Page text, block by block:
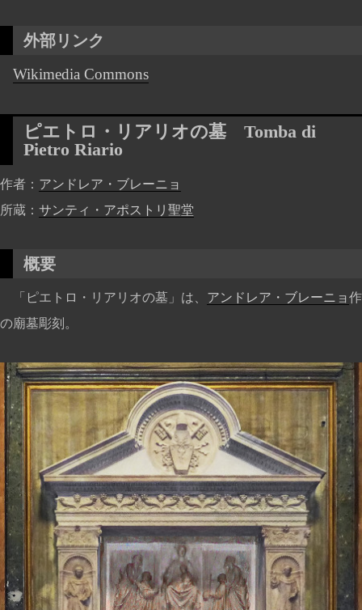
外部リンク
Wikimedia Commons
ピエトロ・リアリオの墓 Tomba di
Pietro Riario
作者
アンドレア・ブレーニョ
所蔵
サンティ・アポストリ聖堂
概要
「ピエトロ・リアリオの墓」は、 アンドレア・ブレーニョ作
の廟墓彫刻。